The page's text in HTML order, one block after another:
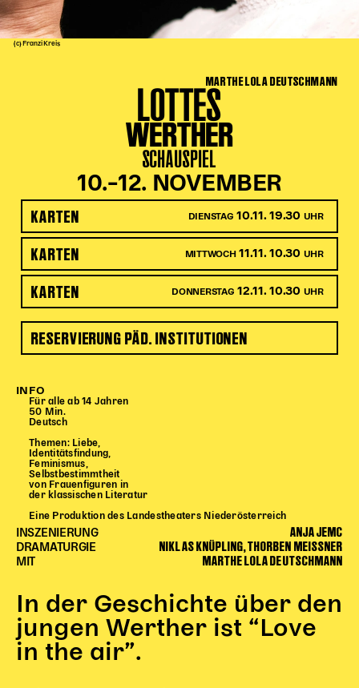
Junge Kunst
Next Generation
Dramaturgie + Stadt
Theaterwerkstätten
PÄDAGOGIK
Kunst + Wissen
Rund um den Vorstellungsbesuch
Begleitmaterial
TheaterPaket
Partnerklasse + Partnerschule
Schulabenteuernacht
Probenklasse
Vorstellungen für pädagogische Institutionen
PädagogikClub
Sommerfest
Open House
Newsletter für pädagogische Institutionen
Gl!tch4
Wem gehört die Bühne?
House of Hybrid Rebels
(c) Franzi Kreis
MARTHE LOLA DEUTSCHMANN
LOTTES
WERTHER
SCHAUSPIEL
10.–12. NOVEMBER
KARTEN DIENSTAG 10.11. 19.30 UHR
KARTEN MITTWOCH 11.11. 10.30 UHR
KARTEN DONNERSTAG 12.11. 10.30 UHR
RESERVIERUNG PÄD. INSTITUTIONEN
INFO
Für alle ab 14 Jahren
50 Min.
Deutsch
Themen: Liebe,
Identitätsfindung,
Feminismus,
Selbstbestimmtheit
von Frauenfiguren in
der klassischen Literatur
Eine Produktion des Landestheaters Niederösterreich
INSZENIERUNG ANJA JEMC
DRAMATURGIE NIKLAS KNÜPLING, THORBEN MEISSNER
MIT MARTHE LOLA DEUTSCHMANN
In der Geschichte über den
jungen Werther ist “Love
in the air”.